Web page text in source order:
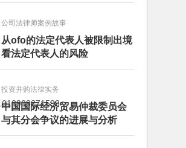
公司法律师案例故事
从ofo的法定代表人被限制出境
看法定代表人的风险
投资并购法律实务
中国国际经济贸易仲裁委员会
与其分会争议的进展与分析